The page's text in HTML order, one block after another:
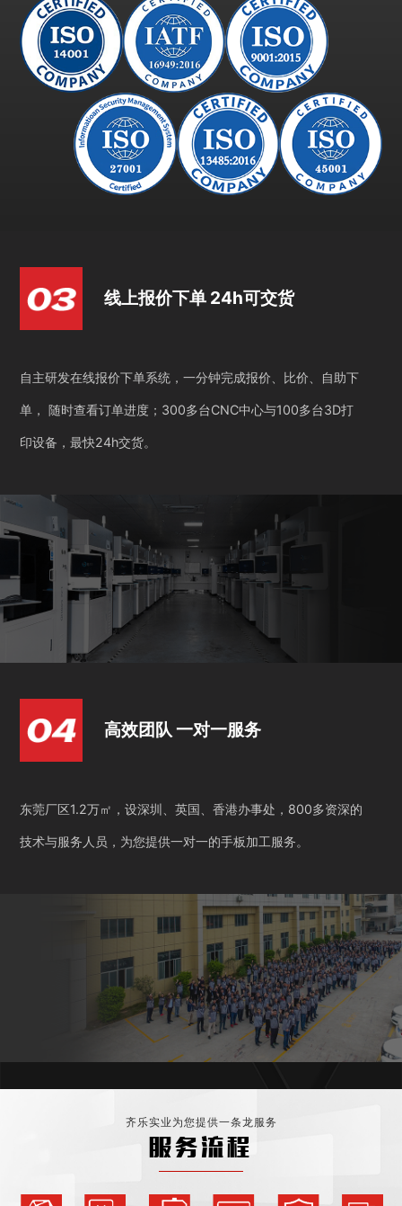
线上报价下单 24h可交货
自主研发在线报价下单系统，一分钟完成报价、比价、自助下
单， 随时查看订单进度；300多台CNC中心与100多台3D打
印设备，最快24h交货。
高效团队 一对一服务
东莞厂区1.2万㎡，设深圳、英国、香港办事处，800多资深的
技术与服务人员，为您提供一对一的手板加工服务。
齐乐实业为您提供一条龙服务
服务流程